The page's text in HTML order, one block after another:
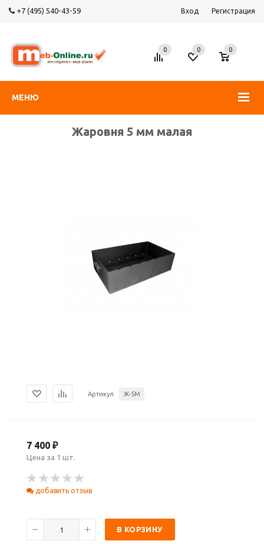
+7 (495) 540-43-59 Вход Регистрация
МЕНЮ
0 0
0
Жаровня 5 мм малая
Артикул Ж-5М
7 400 ₽
Цена за 1 шт.
добавить отзыв
В КОРЗИНУ